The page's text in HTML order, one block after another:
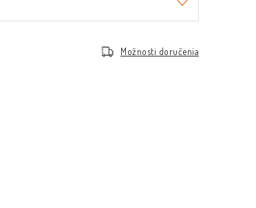
Možnosti doručenia